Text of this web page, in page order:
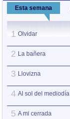
Esta semana
1 Olvidar
2 La bañera
3 Llovizna
4 Al sol del mediodía
5 A mi cerrada